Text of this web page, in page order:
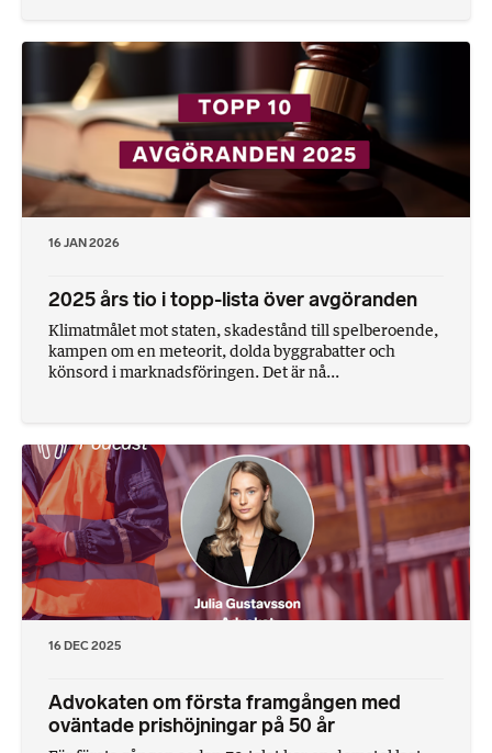
16 JAN 2026
2025 års tio i topp-lista över avgöranden
Klimatmålet mot staten, skadestånd till spelberoende,
kampen om en meteorit, dolda byggrabatter och
könsord i marknadsföringen. Det är nå...
16 DEC 2025
Advokaten om första framgången med
oväntade prishöjningar på 50 år